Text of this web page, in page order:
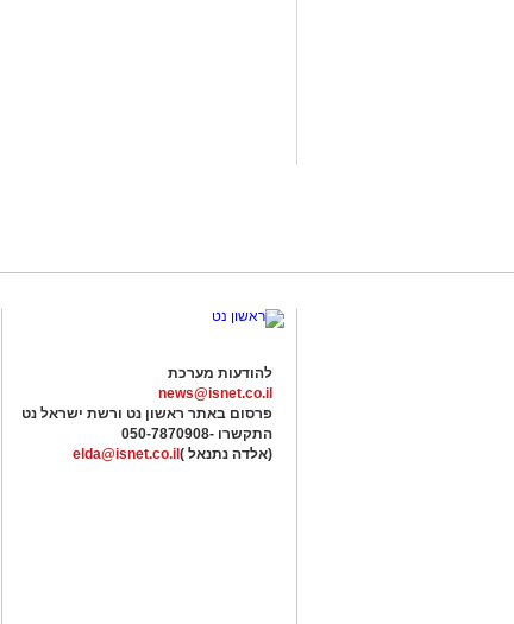
להודעות מערכת
news@isnet.co.il
פרסום באתר ראשון נט ורשת ישראל נט
התקשרו -050-7870908
(אלדה נתנאל ) elda@isnet.co.il